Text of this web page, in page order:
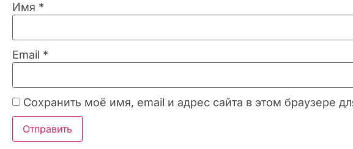
Имя *
Email *
Сохранить моё имя, email и адрес сайта в этом браузере